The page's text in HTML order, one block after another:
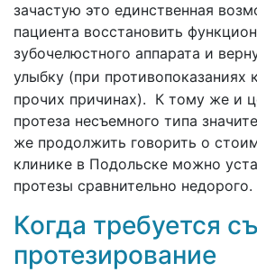
зачастую это единственная
пациента восстановить
зубочелюстного аппарата и
улыбку (при противопоказаниях к
прочих причинах). К тому же и
протеза несъемного типа
же продолжить говорить о
клинике в Подольске можно
протезы сравнительно недорого.
Когда требуется
протезирование